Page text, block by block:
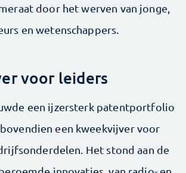
door het werven van jonge,
en wetenschappers.
voor leiders
een ijzersterk patentportfolio
een kweekvijver voor
Het stond aan de